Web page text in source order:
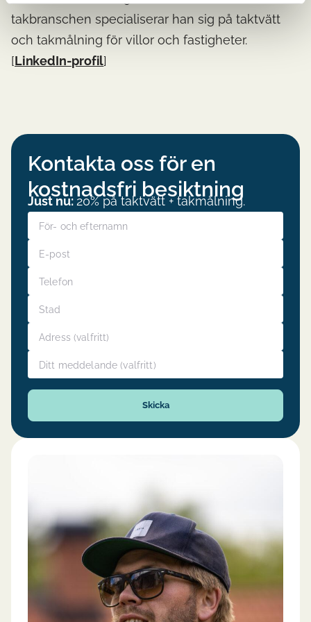
takbranschen specialiserar han sig på taktvätt
och takmålning för villor och fastigheter.
[LinkedIn-profil]
Kontakta oss för en
kostnadsfri besiktning
Just nu: 20% på taktvätt + takmålning.
För- och efternamn
E-post
Telefon
Stad
Adress
Ditt meddelande